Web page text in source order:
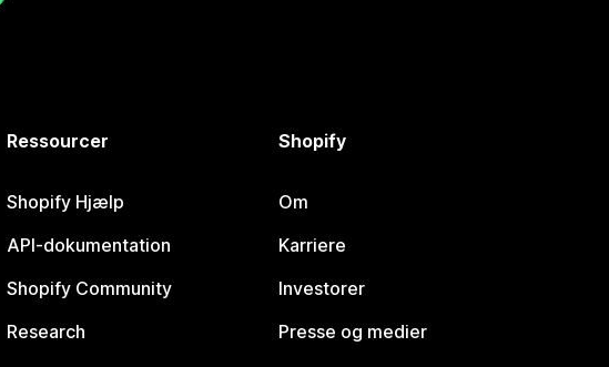
Ressourcer
Shopify Hjælp
API-dokumentation
Shopify Community
Research
Shopify
Om
Karriere
Investorer
Presse og medier